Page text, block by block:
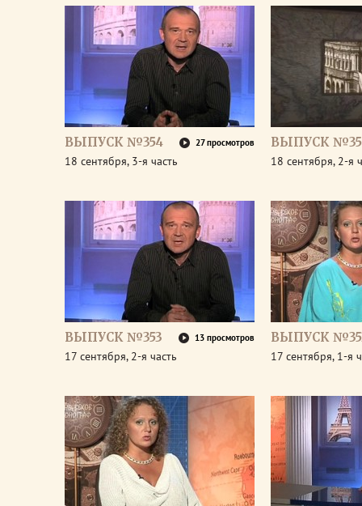
ВЫПУСК №354 27 просмотров
18 сентября, 3-я часть
ВЫПУСК
18 сентября, 2-я
ВЫПУСК №353 13 просмотров
17 сентября, 2-я часть
ВЫПУСК
17 сентября, 1-я